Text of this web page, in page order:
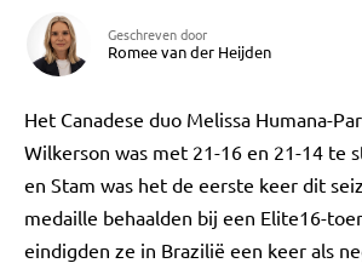
Geschreven door
Romee van der Heijden
Het Canadese duo Melissa Humana-
Wilkerson was met 21-16 en 21-14 te
en Stam was het de eerste keer dit
medaille behaalden bij een Elite16-
eindigden ze in Brazilië een keer als